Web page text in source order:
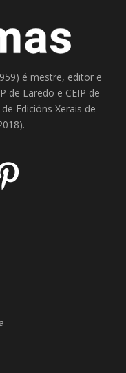
é mestre, editor e
de Laredo e CEIP de
Edicións Xerais de